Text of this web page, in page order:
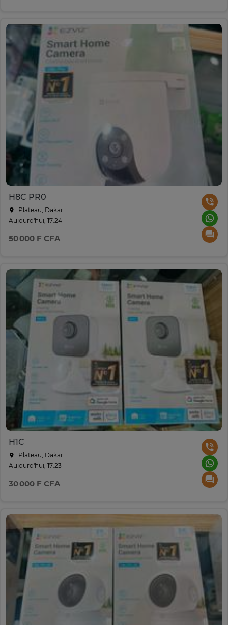
H8C PR0
Plateau, Dakar
Aujourd'hui, 17:24
50 000 F CFA
H1C
Plateau, Dakar
Aujourd'hui, 17:23
30 000 F CFA